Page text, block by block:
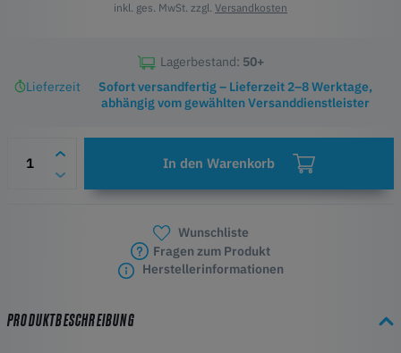
inkl. ges. MwSt. zzgl. Versandkosten
Lagerbestand: 50+
Lieferzeit
Sofort versandfertig – Lieferzeit 2–8 Werktage,
abhängig vom gewählten Versanddienstleister
In den Warenkorb
Wunschliste
Fragen zum Produkt
Herstellerinformationen
PRODUKTBESCHREIBUNG